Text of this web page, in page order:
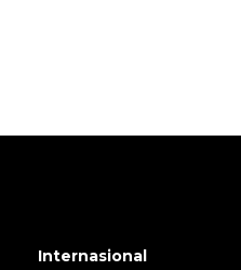
Internasional